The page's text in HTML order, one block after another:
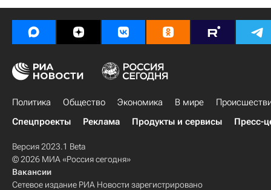
Политика Общество Экономика В мире
Спецпроекты
Реклама Продукты и сервисы Пресс-
Версия 2023.1 Beta
© 2026 МИА «Россия сегодня»
Вакансии
Сетевое издание РИА Новости зарегистрировано